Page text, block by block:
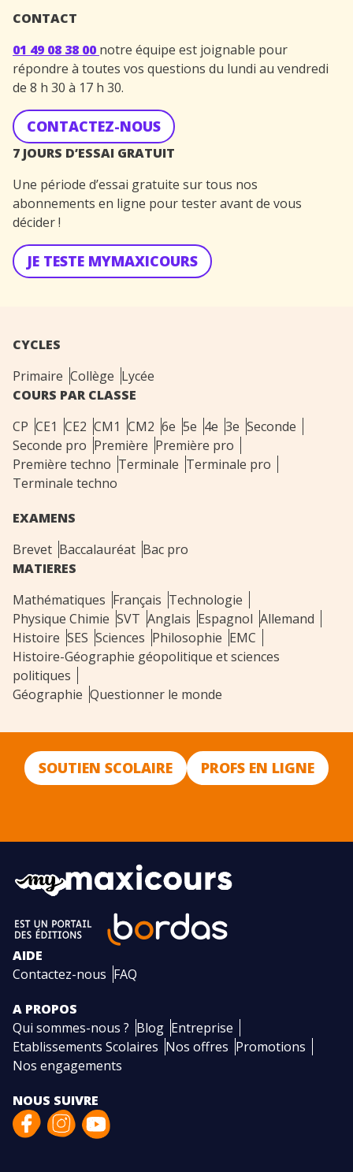
CONTACT
01 49 08 38 00 notre équipe est joignable pour
répondre à toutes vos questions du lundi au vendredi
de 8 h 30 à 17 h 30.
CONTACTEZ-NOUS
7 JOURS D’ESSAI GRATUIT
Une période d’essai gratuite sur tous nos
abonnements en ligne pour tester avant de vous
décider !
JE TESTE MYMAXICOURS
CYCLES
Primaire Collège Lycée
COURS PAR CLASSE
CP CE1 CE2 CM1 CM2 6e 5e 4e 3e Seconde
Seconde pro Première Première pro
Première techno Terminale Terminale pro
Terminale techno
EXAMENS
Brevet Baccalauréat Bac pro
MATIERES
Mathématiques Français Technologie
Physique Chimie SVT Anglais Espagnol Allemand
Histoire SES Sciences Philosophie EMC
Histoire-Géographie géopolitique et sciences
politiques
Géographie Questionner le monde
SOUTIEN SCOLAIRE PROFS EN LIGNE
AIDE
Contactez-nous FAQ
A PROPOS
Qui sommes-nous ? Blog Entreprise
Etablissements Scolaires Nos offres Promotions
Nos engagements
NOUS SUIVRE